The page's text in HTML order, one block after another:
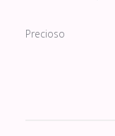
Precioso